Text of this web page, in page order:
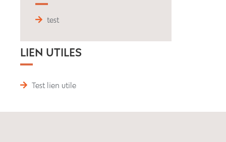
test
LIEN UTILES
Test lien utile